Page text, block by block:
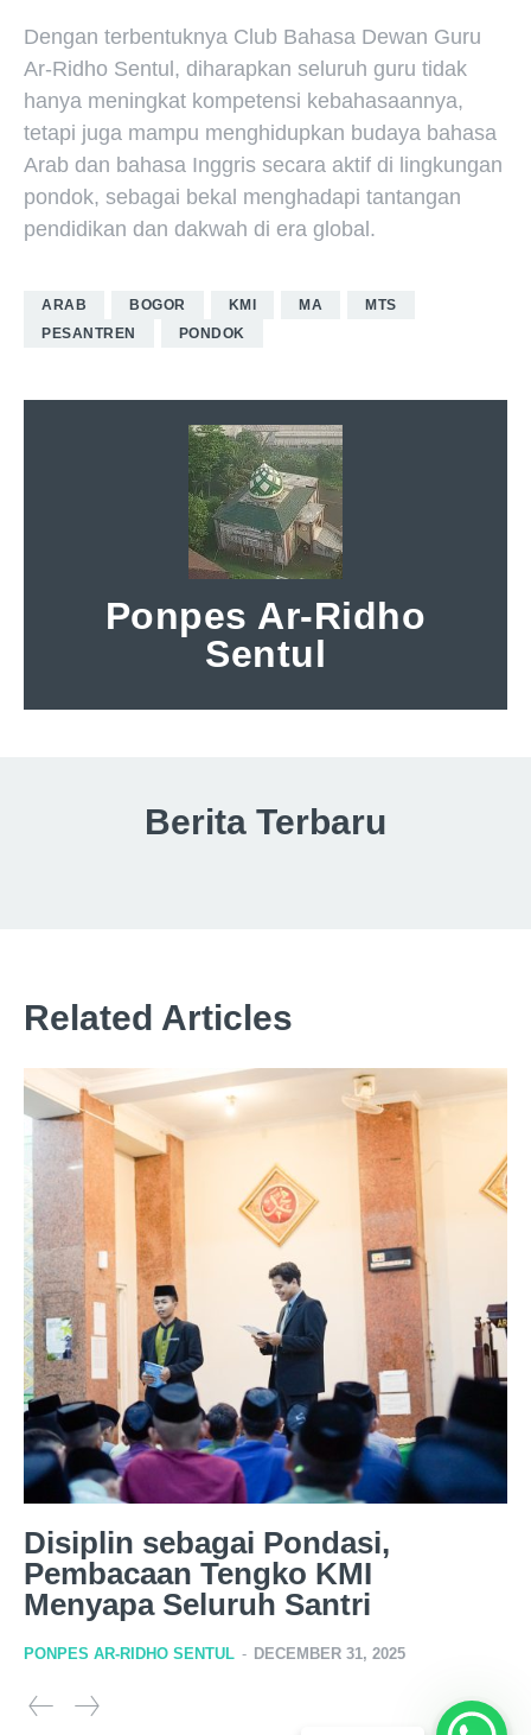
Dengan terbentuknya Club Bahasa Dewan Guru
Ar-Ridho Sentul, diharapkan seluruh guru tidak
hanya meningkat kompetensi kebahasaannya,
tetapi juga mampu menghidupkan budaya bahasa
Arab dan bahasa Inggris secara aktif di lingkungan
pondok, sebagai bekal menghadapi tantangan
pendidikan dan dakwah di era global.
ARAB BOGOR KMI MA
MTS
PESANTREN
PONDOK
Ponpes Ar-Ridho
Sentul
Berita Terbaru
Related Articles
Disiplin sebagai Pondasi,
Pembacaan Tengko KMI
Menyapa Seluruh Santri
PONPES AR-RIDHO SENTUL - DECEMBER 31, 2025